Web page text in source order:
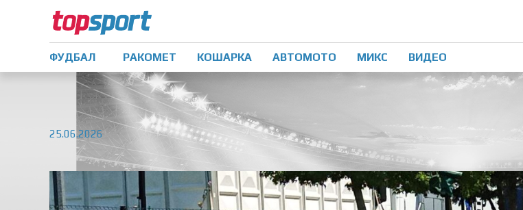
ФУДБАЛ РАКОМЕТ КОШАРКА АВТОМОТО МИКС ВИДЕО
25.06.2026